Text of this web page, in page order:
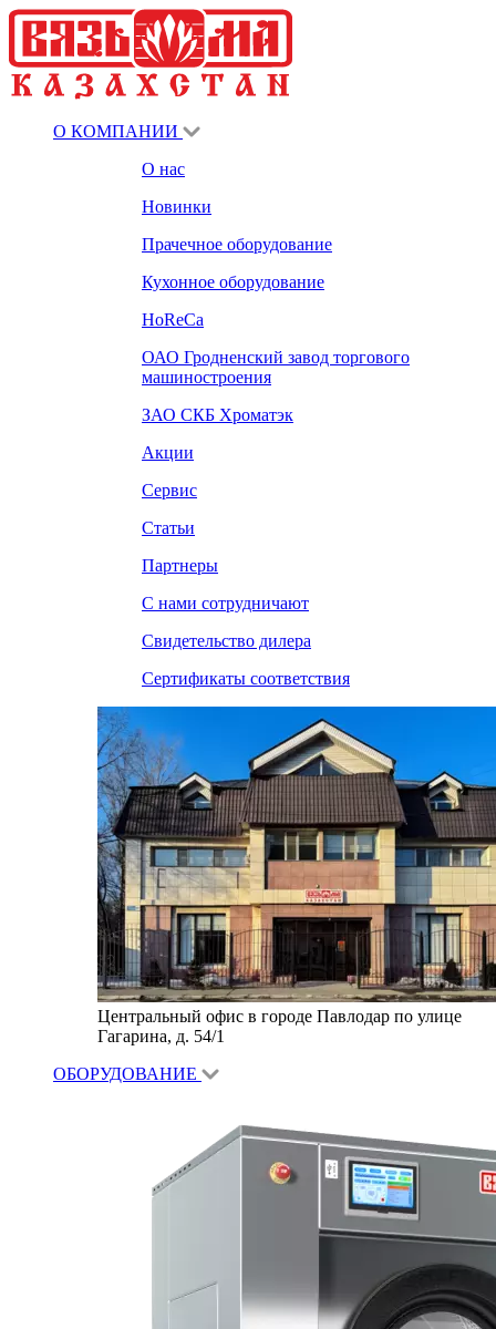
О КОМПАНИИ
О нас
Новинки
Прачечное оборудование
Кухонное оборудование
HoReCa
ОАО Гродненский завод торгового
машиностроения
ЗАО СКБ Хроматэк
Акции
Сервис
Статьи
Партнеры
С нами сотрудничают
Свидетельство дилера
Сертификаты соответствия
Центральный офис в городе Павлодар по улице
Гагарина, д. 54/1
ОБОРУДОВАНИЕ